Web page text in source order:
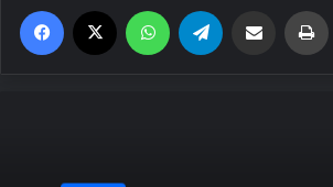
Facebook WhatsApp Email'den paylaş